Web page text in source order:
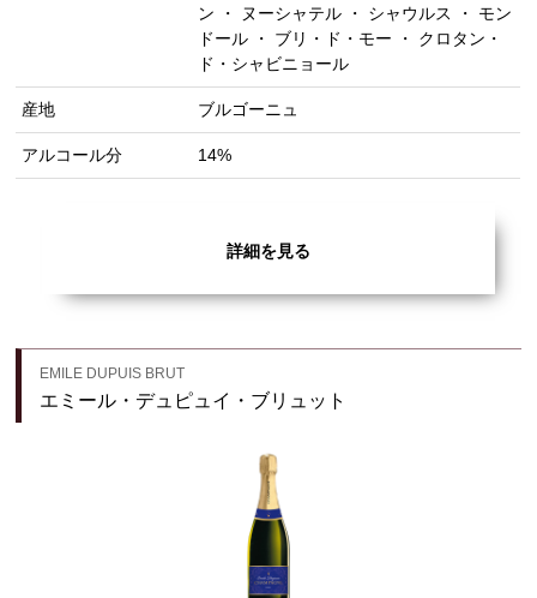
ン ・ ヌーシャテル ・ シャウルス ・ モン
ドール ・ ブリ・ド・モー ・ クロタン・
ド・シャビニョール
産地 ブルゴーニュ
アルコール分 14%
詳細を見る
EMILE DUPUIS BRUT
エミール・デュピュイ・ブリュット